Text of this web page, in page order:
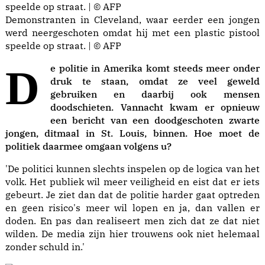
Demonstranten in Cleveland, waar eerder een jongen
werd neergeschoten omdat hij met een plastic pistool
speelde op straat. | © AFP
De politie in Amerika komt steeds meer onder
druk te staan, omdat ze veel geweld
gebruiken en daarbij ook mensen
doodschieten. Vannacht kwam er opnieuw
een bericht van een doodgeschoten zwarte
jongen, ditmaal in St. Louis, binnen. Hoe moet de
politiek daarmee omgaan volgens u?
'De politici kunnen slechts inspelen op de logica van het
volk. Het publiek wil meer veiligheid en eist dat er iets
gebeurt. Je ziet dan dat de politie harder gaat optreden
en geen risico's meer wil lopen en ja, dan vallen er
doden. En pas dan realiseert men zich dat ze dat niet
wilden. De media zijn hier trouwens ook niet helemaal
zonder schuld in.'